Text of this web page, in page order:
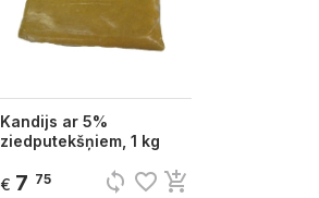
Kandijs ar 5%
ziedputekšņiem, 1 kg
€ 7 75 sync favorite_border add_shopping_cart